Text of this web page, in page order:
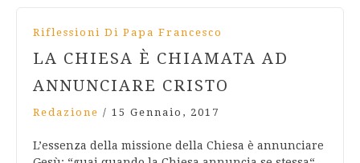
Riflessioni Di Papa Francesco
LA CHIESA È CHIAMATA AD
ANNUNCIARE CRISTO
Redazione / 15 Gennaio, 2017
L’essenza della missione della Chiesa è annunciare